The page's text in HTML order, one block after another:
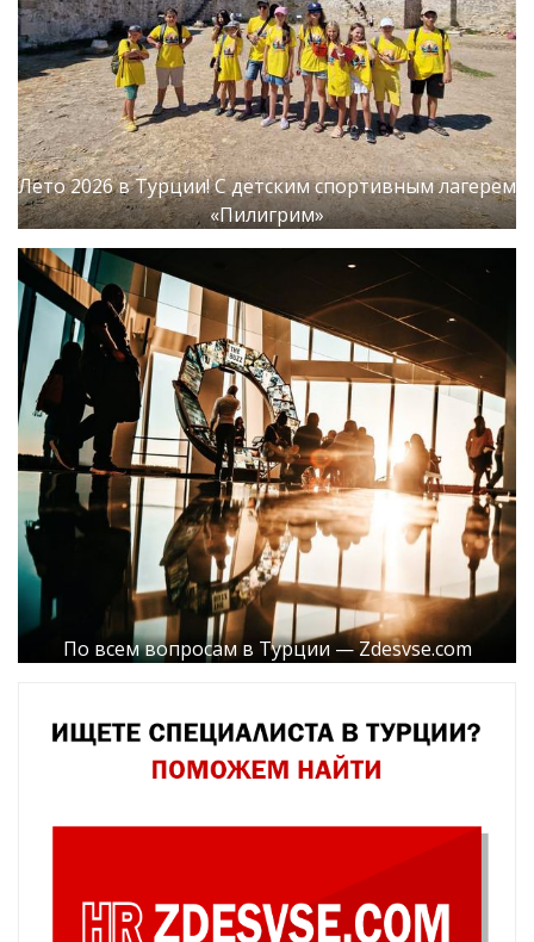
Лето 2026 в Турции! С детским спортивным лагерем
«Пилигрим»
По всем вопросам в Турции — Zdesvse.com